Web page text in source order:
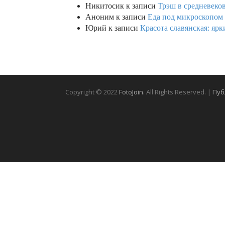
Никитосик к записи Трэш в
Аноним к записи Еда под микроскопом
Юрий к записи Красота славянская:
Copyright © 2022 FotoJoin. All Rights Reserved. |